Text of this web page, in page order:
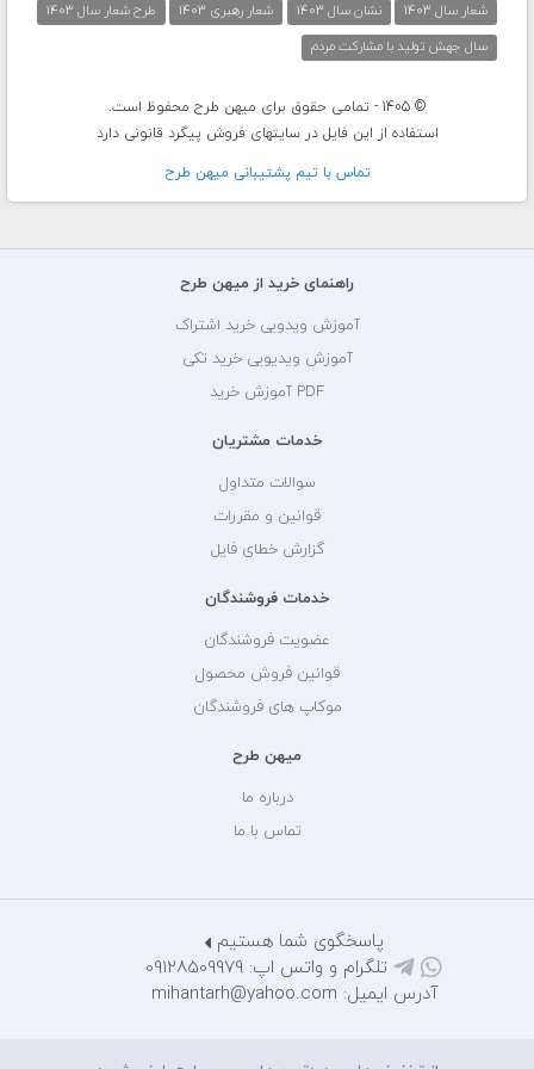
شعار سال 1403 نشان سال 1403 شعار رهبری 1403
طرح شعار سال 1403
سال جهش تولید با مشارکت مردم
© 1405 - تمامی حقوق برای میهن طرح محفوظ است.
استفاده از این فایل در سایتهای فروش پیگرد قانونی دارد
تماس با تيم پشتيبانی ميهن طرح
راهنمای خرید از میهن طرح
آموزش ویدویی خرید اشتراک
آموزش ویدیویی خرید تکی
PDF آموزش خرید
خدمات مشتریان
سوالات متداول
قوانین و مقررات
گزارش خطای فایل
خدمات فروشندگان
عضویت فروشندگان
قوانین فروش محصول
موکاپ های فروشندگان
میهن طرح
درباره ما
تماس با ما
پاسخگوی شما هستیم
تلگرام و واتس اپ: 09128509979
آدرس ایمیل: mihantarh@yahoo.com